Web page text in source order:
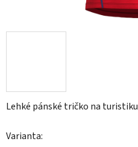
Lehké pánské tričko na turistiku
Varianta: